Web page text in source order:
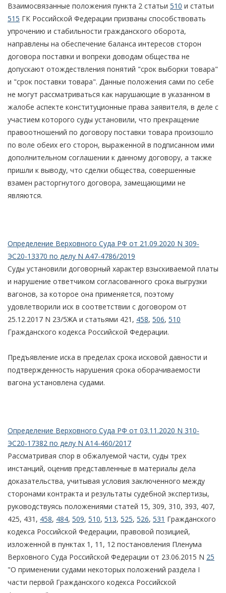
Взаимосвязанные положения пункта 2 статьи 510 и статьи
515 ГК Российской Федерации призваны способствовать
упрочению и стабильности гражданского оборота,
направлены на обеспечение баланса интересов сторон
договора поставки и вопреки доводам общества не
допускают отождествления понятий "срок выборки товара"
и "срок поставки товара". Данные положения сами по себе
не могут рассматриваться как нарушающие в указанном в
жалобе аспекте конституционные права заявителя, в деле с
участием которого суды установили, что прекращение
правоотношений по договору поставки товара произошло
по воле обеих его сторон, выраженной в подписанном ими
дополнительном соглашении к данному договору, а также
пришли к выводу, что сделки общества, совершенные
взамен расторгнутого договора, замещающими не
являются.
Определение Верховного Суда РФ от 21.09.2020 N 309-
ЭС20-13370 по делу N А47-4786/2019
Суды установили договорный характер взыскиваемой платы
и нарушение ответчиком согласованного срока выгрузки
вагонов, за которое она применяется, поэтому
удовлетворили иск в соответствии с договором от
25.12.2017 N 23/5ЖА и статьями 421, 458, 506, 510
Гражданского кодекса Российской Федерации.
Предъявление иска в пределах срока исковой давности и
подтвержденность нарушения срока оборачиваемости
вагона установлена судами.
Определение Верховного Суда РФ от 03.11.2020 N 310-
ЭС20-17382 по делу N А14-460/2017
Рассматривая спор в обжалуемой части, суды трех
инстанций, оценив представленные в материалы дела
доказательства, учитывая условия заключенного между
сторонами контракта и результаты судебной экспертизы,
руководствуясь положениями статей 15, 309, 310, 393, 407,
425, 431, 458, 484, 509, 510, 513, 525, 526, 531 Гражданского
кодекса Российской Федерации, правовой позицией,
изложенной в пунктах 1, 11, 12 постановления Пленума
Верховного Суда Российской Федерации от 23.06.2015 N 25
"О применении судами некоторых положений раздела I
части первой Гражданского кодекса Российской